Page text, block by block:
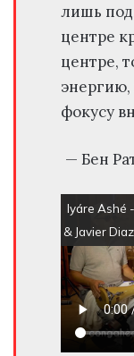
лишь
центре
центре,
энергию,
фокусу
— Бен
Iyáre Ashé
& Javier Diaz